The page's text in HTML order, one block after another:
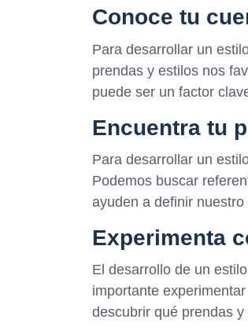
Conoce tu
Para desarrollar un
prendas y estilos nos
puede ser un factor
Encuentra tu
Para desarrollar un
Podemos buscar
ayuden a definir
Experimenta
El desarrollo de un
importante
descubrir qué prendas